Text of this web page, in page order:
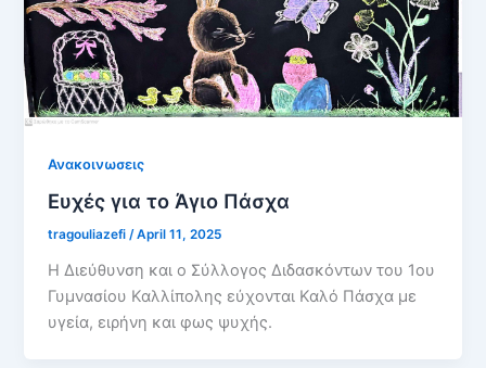
Ανακοινωσεις
Ευχές για το Άγιο Πάσχα
tragouliazefi/April 11, 2025
Η Διεύθυνση και ο Σύλλογος Διδασκόντων του 1ου
Γυμνασίου Καλλίπολης εύχονται Καλό Πάσχα με
υγεία, ειρήνη και φως ψυχής.